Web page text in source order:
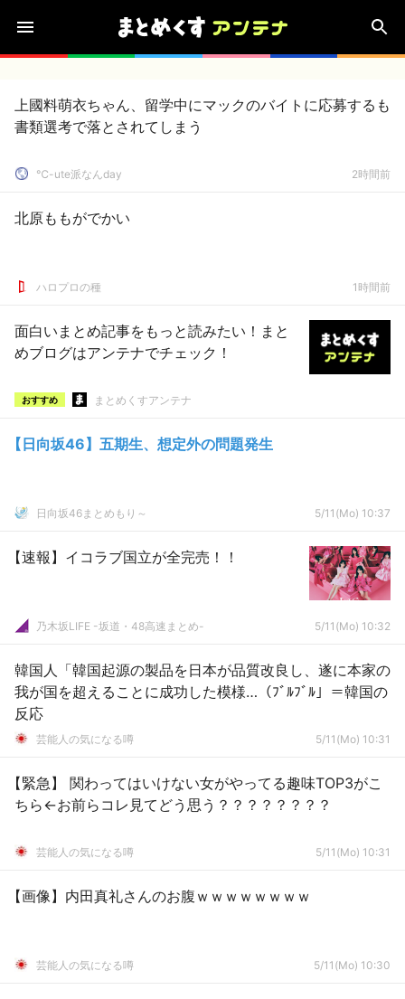
上國料萌衣ちゃん、留学中にマックのバイトに応募するも
書類選考で落とされてしまう
℃-ute派なんday 2時間前
北原ももがでかい
ハロプロの種 1時間前
面白いまとめ記事をもっと読みたい！まと
めブログはアンテナでチェック！
おすすめ まとめくすアンテナ
【日向坂46】五期生、想定外の問題発生
日向坂46まとめもり～ 5/11(Mo) 10:37
【速報】イコラブ国立が全完売！！
乃木坂LIFE -坂道・48高速まとめ- 5/11(Mo) 10:32
韓国人「韓国起源の製品を日本が品質改良し、遂に本家の
我が国を超えることに成功した模様…（ﾌﾞﾙﾌﾞﾙ」＝韓国の
反応
芸能人の気になる噂 5/11(Mo) 10:31
【緊急】 関わってはいけない女がやってる趣味TOP3がこ
ちら←お前らコレ見てどう思う？？？？？？？？
芸能人の気になる噂 5/11(Mo) 10:31
【画像】内田真礼さんのお腹ｗｗｗｗｗｗｗｗ
芸能人の気になる噂 5/11(Mo) 10:30